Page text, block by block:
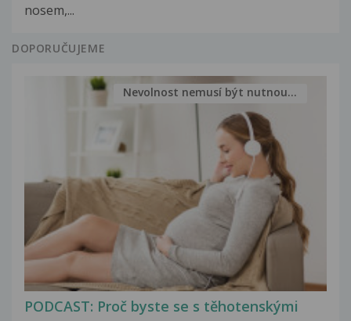
nosem,...
DOPORUČUJEME
PODCAST: Proč byste se s těhotenskými
Nevolnost nemusí být nutnou...